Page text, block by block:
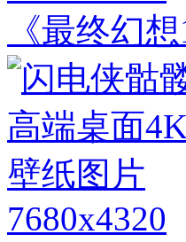
《最终幻
7680x4320